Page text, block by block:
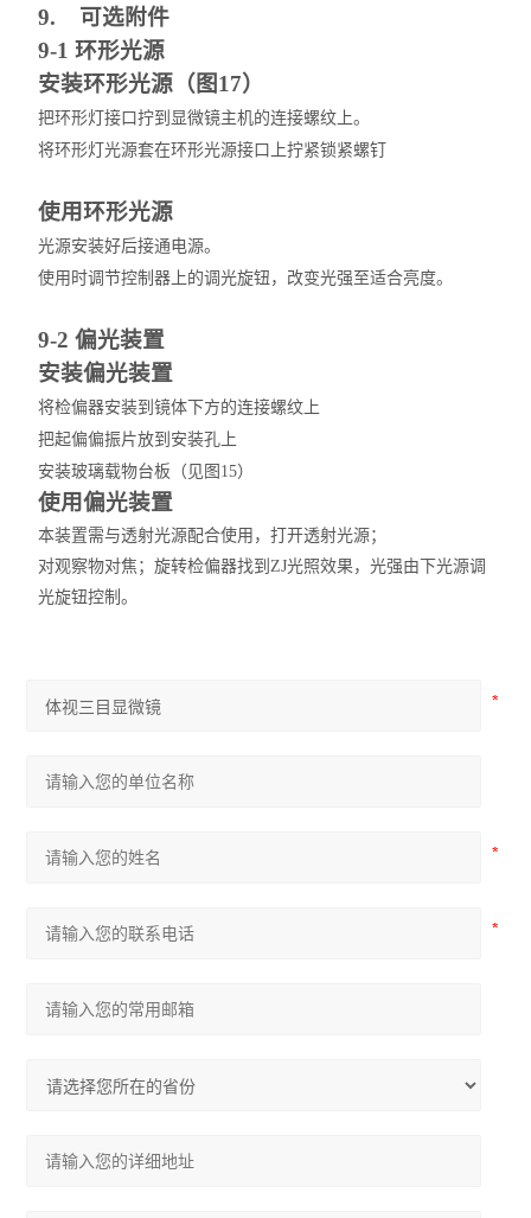
9. 可选附件
9-1 环形光源
安装环形光源（图17）
把环形灯接口拧到显微镜主机的连接螺纹上。
将环形灯光源套在环形光源接口上拧紧锁紧螺钉
使用环形光源
光源安装好后接通电源。
使用时调节控制器上的调光旋钮，改变光强至适合亮度。
9-2 偏光装置
安装偏光装置
将检偏器安装到镜体下方的连接螺纹上
把起偏偏振片放到安装孔上
安装玻璃载物台板（见图15）
使用偏光装置
本装置需与透射光源配合使用，打开透射光源；
对观察物对焦；旋转检偏器找到ZJ光照效果，光强由下光源调
光旋钮控制。